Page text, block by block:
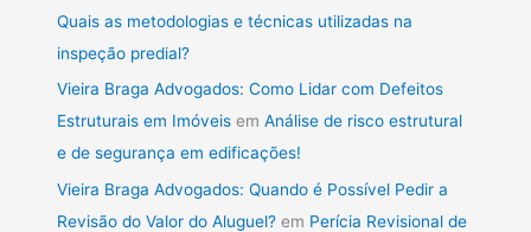
Quais as metodologias e técnicas utilizadas na
inspeção predial?
Vieira Braga Advogados: Como Lidar com Defeitos
Estruturais em Imóveis emAnálise de risco estrutural
e de segurança em edificações!
Vieira Braga Advogados: Quando é Possível Pedir a
Revisão do Valor do Aluguel? em Perícia Revisional de